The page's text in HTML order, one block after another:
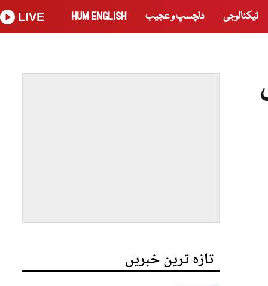
ٹیکنالوجی دلچسپ و عجیب HUM ENGLISH
LIVE
تازہ ترین خبریں